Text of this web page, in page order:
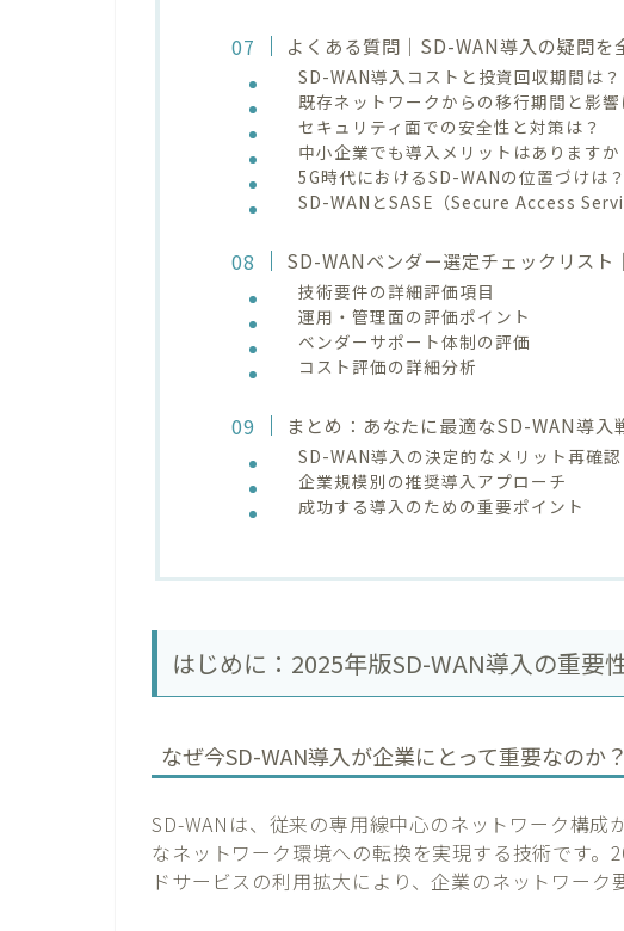
よくある質問｜SD-WAN導入の疑問を
SD-WAN導入コストと投資回収期間は？
既存ネットワークからの移行期間と影響
セキュリティ面での安全性と対策は？
中小企業でも導入メリットはありますか
5G時代におけるSD-WANの位置づけは？
SD-WANとSASE（Secure Access
SD-WANベンダー選定チェックリスト
技術要件の詳細評価項目
運用・管理面の評価ポイント
ベンダーサポート体制の評価
コスト評価の詳細分析
まとめ：あなたに最適なSD-WAN導入
SD-WAN導入の決定的なメリット再確認
企業規模別の推奨導入アプローチ
成功する導入のための重要ポイント
はじめに：2025年版SD-WAN導入の重要
なぜ今SD-WAN導入が企業にとって重要なのか？
SD-WANは、従来の専用線中心のネットワーク構
なネットワーク環境への転換を実現する技術です
ドサービスの利用拡大により、企業のネットワーク